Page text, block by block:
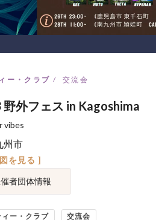
ー・クラブ 交流会
外フェス in Kagoshima
vibes
州市
を見る ]
者団体情報
ィー・クラブ 交流会